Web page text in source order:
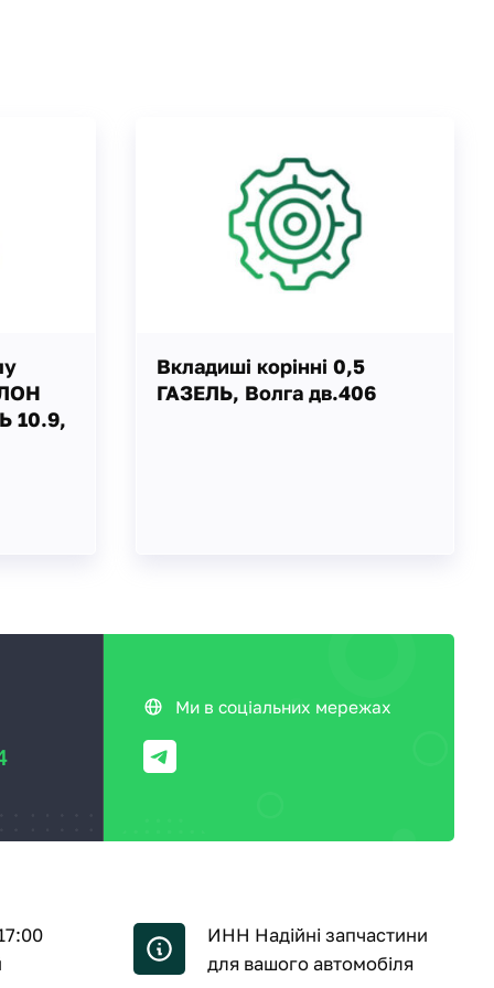
10.9,
Вкладиші корінні 0,5
ГАЗЕЛЬ, Волга дв.406
Ми в соціальних мережах
ИНН Надійні запчастини
для вашого автомобіля